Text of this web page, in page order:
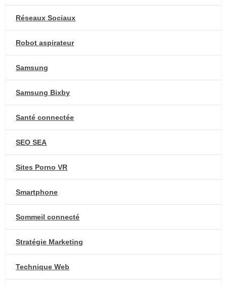
Réseaux Sociaux
Robot aspirateur
Samsung
Samsung Bixby
Santé connectée
SEO SEA
Sites Porno VR
Smartphone
Sommeil connecté
Stratégie Marketing
Technique Web